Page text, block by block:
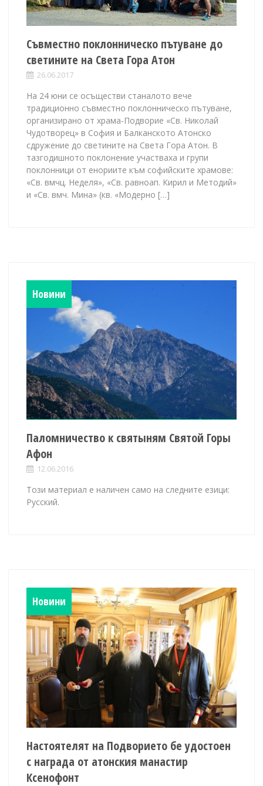
Съвместно поклонническо пътуване до
светините на Света Гора Атон
26.06.2017
На 24 юни се осъществи станалото вече
традиционно съвместно поклонническо пътуване,
организирано от храма-Подворие «Св. Николай
Чудотворец» в София и Балканското Атонско
сдружение до светините на Света Гора Атон. В
тазгодишното поклонение участваха и групи
поклонници от енориите към софийските храмове:
«Св. вмчц. Неделя», «Св. равноап. Кирил и Методий»
и «Св. вмч. Мина» (кв. «Модерно […]
Новини
Паломничество к святыням Святой Горы
Афон
12.06.2016
Този материал е наличен само на следните езици:
Русский.
Новини
Настоятелят на Подворието бе удостоен
с награда от атонския манастир
Ксенофонт